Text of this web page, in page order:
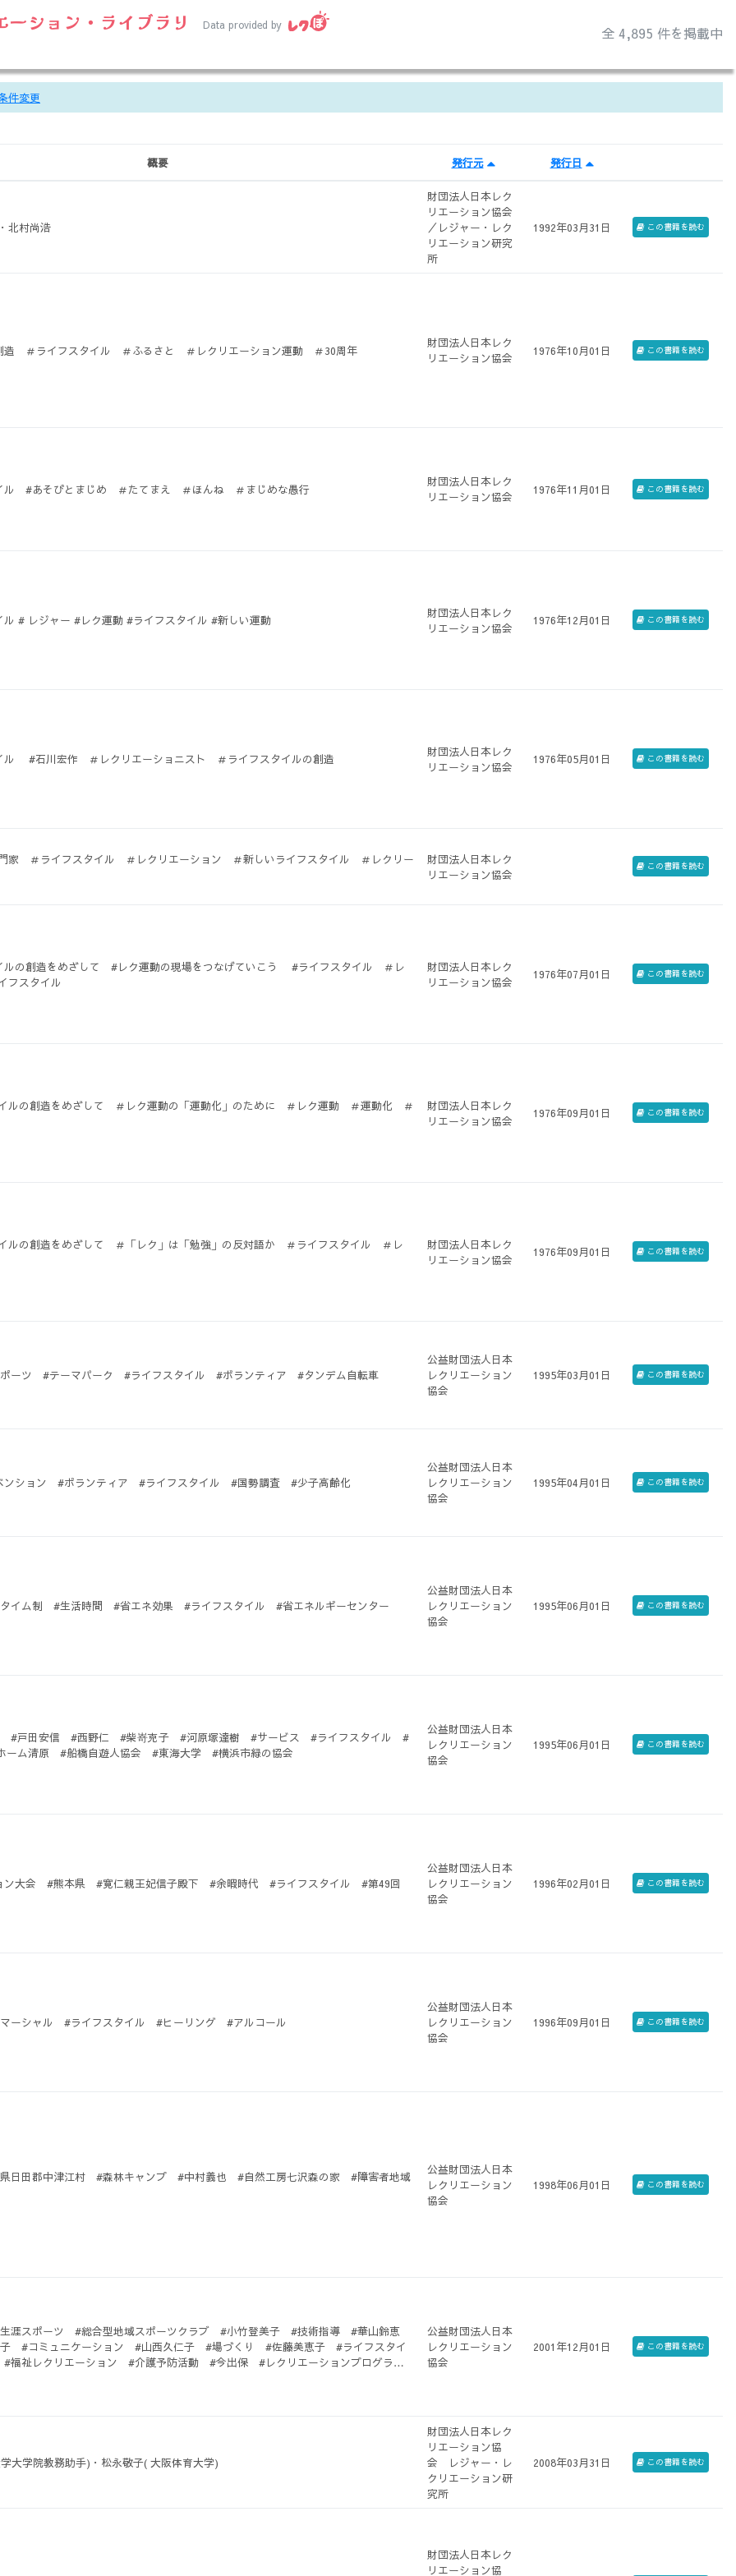
ーション・ライブラリ Data provided by 全 4,895 件を掲載中
件変更
概要 発行元 発行日
北村尚浩
財団法人日本レク
リエーション協会
／レジャー・レク
リエーション研究
所
1992年03月31日 この書籍を読む
造 ＃ライフスタイル ＃ふるさと ＃レクリエーション運動 ＃30周年
財団法人日本レク
リエーション協会
1976年10月01日 この書籍を読む
ル #あそびとまじめ ＃たてまえ ＃ほんね ＃まじめな愚行
財団法人日本レク
リエーション協会
1976年11月01日 この書籍を読む
ル # レジャー #レク運動 #ライフスタイル #新しい運動
財団法人日本レク
リエーション協会
1976年12月01日 この書籍を読む
ル #石川宏作 ＃レクリエーショニスト ＃ライフスタイルの創造
財団法人日本レク
リエーション協会
1976年05月01日 この書籍を読む
家 ＃ライフスタイル ＃レクリエーション ＃新しいライフスタイル ＃レクリー
財団法人日本レク
リエーション協会
この書籍を読む
ルの創造をめざして #レク運動の現場をつなげていこう #ライフスタイル ＃レ
フスタイル
財団法人日本レク
リエーション協会
1976年07月01日 この書籍を読む
ルの創造をめざして ＃レク運動の「運動化」のために ＃レク運動 ＃運動化 ＃
財団法人日本レク
リエーション協会
1976年09月01日 この書籍を読む
ルの創造をめざして ＃「レク」は「勉強」の反対語か ＃ライフスタイル ＃レ
財団法人日本レク
リエーション協会
1976年09月01日 この書籍を読む
ーツ #テーマパーク #ライフスタイル #ボランティア #タンデム自転車
公益財団法人日本
レクリエーション
協会
1995年03月01日 この書籍を読む
ンション #ボランティア #ライフスタイル #国勢調査 #少子高齢化
公益財団法人日本
レクリエーション
協会
1995年04月01日 この書籍を読む
イム制 #生活時間 #省エネ効果 #ライフスタイル #省エネルギーセンター
公益財団法人日本
レクリエーション
協会
1995年06月01日 この書籍を読む
#戸田安信 #西野仁 #柴嵜克子 #河原塚達樹 #サービス #ライフスタイル #
ーム清原 #船橋自遊人協会 #東海大学 #横浜市緑の協会
公益財団法人日本
レクリエーション
協会
1995年06月01日 この書籍を読む
ン大会 #熊本県 #寛仁親王妃信子殿下 #余暇時代 #ライフスタイル #第49回
公益財団法人日本
レクリエーション
協会
1996年02月01日 この書籍を読む
ーシャル #ライフスタイル #ヒーリング #アルコール
公益財団法人日本
レクリエーション
協会
1996年09月01日 この書籍を読む
日田郡中津江村 #森林キャンプ #中村義也 #自然工房七沢森の家 #障害者地域
公益財団法人日本
レクリエーション
協会
1998年06月01日 この書籍を読む
涯スポーツ #総合型地域スポーツクラブ #小竹登美子 #技術指導 #華山鈴恵
#コミュニケーション #山西久仁子 #場づくり #佐藤美恵子 #ライフスタイ
祉レクリエーション #介護予防活動 #今出保 #レクリエーションプログラ
域活動 #平田一美 #事業グループ #後藤剛彦
公益財団法人日本
レクリエーション
協会
2001年12月01日 この書籍を読む
大学院教務助手)・松永敬子( 大阪体育大学)
財団法人日本レク
リエーション協
会 レジャー・レ
クリエーション研
究所
2008年03月31日 この書籍を読む
財団法人日本レク
リエーション協